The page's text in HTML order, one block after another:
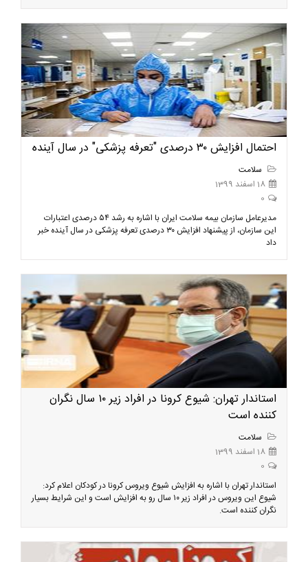
احتمال افزایش ۳۰ درصدی "تعرفه پزشکی" در سال آینده
سلامت
18 اسفند 1399
0
مدیرعامل سازمان بیمه سلامت ایران با اشاره به رشد ۵۴ درصدی اعتبارات
این سازمان، از پیشنهاد افزایش ۳۰ درصدی تعرفه پزشکی در سال آینده خبر
داد
استاندار تهران: شیوع کرونا در افراد زیر ۱۰ سال نگران
کننده است
سلامت
18 اسفند 1399
0
استاندار تهران با اشاره به افزایش شیوع ویروس کرونا در کودکان اعلام کرد:
شیوع این ویروس در افراد زیر ۱۰ سال رو به افزایش است و این شرایط بسیار
نگران کننده است.